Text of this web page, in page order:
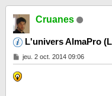
Cruanes
L'univers AlmaPro
M
e
s
s
jeu. 2 oct. 2014 09:06